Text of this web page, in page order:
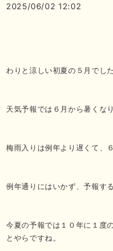
2025/06/02 12:02
わりと涼しい初夏の５月でした
天気予報では６月から暑くな
梅雨入りは例年より遅くて、
例年通りにはいかず、予報す
今夏の予報では１０年に１度
とやらですね。